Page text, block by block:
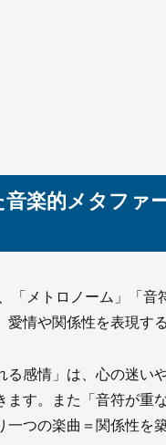
楽的メタファ
「メトロノーム」「
情や関係性を表現す
る感情」は、心の迷
ます。また「音符が
一つの楽曲＝関係性を